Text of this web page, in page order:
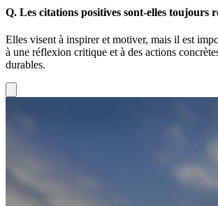
Q. Les citations positives sont-elles toujours
Elles visent à inspirer et motiver, mais il est
à une réflexion critique et à des actions
durables.